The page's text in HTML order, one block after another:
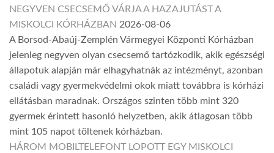
NEGYVEN CSECSEMŐ VÁRJA A HAZAJUTÁST A
MISKOLCI KÓRHÁZBAN 2026-08-06
A Borsod-Abaúj-Zemplén Vármegyei Központi Kórházban
jelenleg negyven olyan csecsemő tartózkodik, akik egészségi
állapotuk alapján már elhagyhatnák az intézményt, azonban
családi vagy gyermekvédelmi okok miatt továbbra is kórházi
ellátásban maradnak. Országos szinten több mint 320
gyermek érintett hasonló helyzetben, akik átlagosan több
mint 105 napot töltenek kórházban.
HÁROM MOBILTELEFONT LOPOTT EGY MISKOLCI